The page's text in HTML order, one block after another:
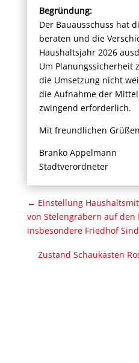
Begründung:
Der Bauausschuss hat
beraten und die
Haushaltsjahr 2026
Um Planungssicherheit
die Umsetzung nicht
die Aufnahme der
zwingend erforderlich.
Mit freundlichen Grüßen
Branko Appelmann
Stadtverordneter
← Einstellung
von Stelengräbern auf den
insbesondere Friedhof
Zustand Schaukasten